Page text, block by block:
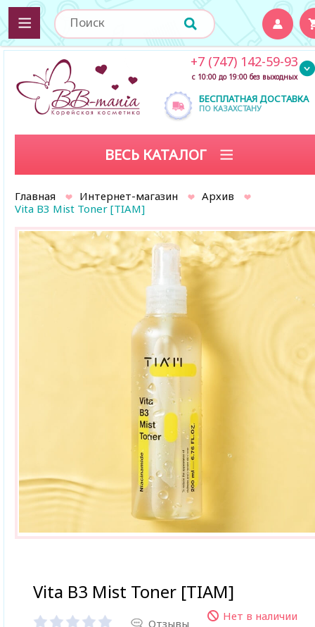
БЕСПЛАТНАЯ ДОСТАВКА
ПО КАЗАХСТАНУ
+7 (747) 142-59-93
с 10:00 до 19:00 без выходных
ВЕСЬ КАТАЛОГ
Главная Интернет-магазин
Архив
Vita B3 Mist Toner [TIAM]
Vita B3 Mist Toner [TIAM]
Отзывы
Нет в наличии